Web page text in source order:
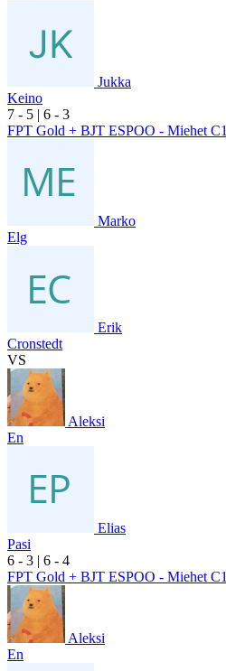
Jukka
Keino
7 - 5 | 6 - 3
FPT Gold + BJT ESPOO - Miehet C1
Marko
Elg
Erik
Cronstedt
VS
Aleksi
En
Elias
Pasi
6 - 3 | 6 - 4
FPT Gold + BJT ESPOO - Miehet C1
Aleksi
En